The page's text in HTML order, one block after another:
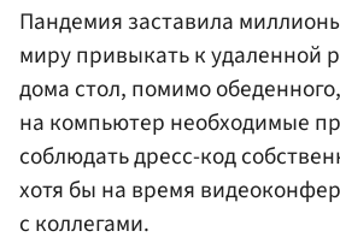
Пандемия заставила
миру привыкать к удаленной
дома стол, помимо
на компьютер необходимые
соблюдать дресс-код
хотя бы на время
с коллегами.